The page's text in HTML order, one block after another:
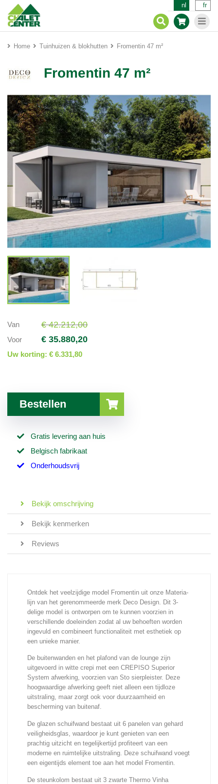
nl fr
Home Tuinhuizen & blokhutten Fromentin 47 m²
Fromentin 47 m²
Van € 42.212,00
Voor € 35.880,20
Uw korting: € 6.331,80
Bestellen
Gratis levering aan huis
Belgisch fabrikaat
Onderhoudsvrij
Bekijk omschrijving
Bekijk kenmerken
Reviews
Ontdek het veelzijdige model Fromentin uit onze Materia-
lijn van het gerenommeerde merk Deco Design. Dit 3-
delige model is ontworpen om te kunnen voorzien in
verschillende doeleinden zodat al uw behoeften worden
ingevuld en combineert functionaliteit met esthetiek op
een unieke manier.
De buitenwanden en het plafond van de lounge zijn
uitgevoerd in witte crepi met een CREPISO Superior
System afwerking, voorzien van Sto sierpleister. Deze
hoogwaardige afwerking geeft niet alleen een tijdloze
uitstraling, maar zorgt ook voor duurzaamheid en
bescherming van buitenaf.
De glazen schuifwand bestaat uit 6 panelen van gehard
veiligheidsglas, waardoor je kunt genieten van een
prachtig uitzicht en tegelijkertijd profiteert van een
moderne en ruimtelijke uitstraling. Deze schuifwand voegt
een eigentijds element toe aan het model Fromentin.
De steunkolom bestaat uit 3 zwarte Thermo Vinha